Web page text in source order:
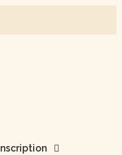
Inscription